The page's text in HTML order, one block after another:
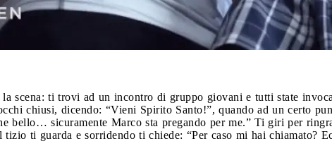
la scena: ti trovi ad un incontro di gruppo giovani e tutti state
chiusi, dicendo: “Vieni Spirito Santo!”, quando ad un certo
bello… sicuramente Marco sta pregando per me.” Ti giri per
tizio ti guarda e sorridendo ti chiede: “Per caso mi hai chiamato?